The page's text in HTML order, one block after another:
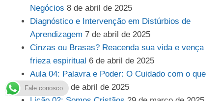
Negócios 8 de abril de 2025
Diagnóstico e Intervenção em Distúrbios de
Aprendizagem 7 de abril de 2025
Cinzas ou Brasas? Reacenda sua vida e vença
frieza espiritual 6 de abril de 2025
Aula 04: Palavra e Poder: O Cuidado com o que
Falamos
1 de abril de 2025
Fale conosco